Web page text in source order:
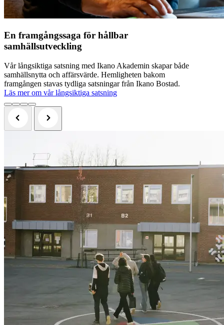
En framgångssaga för hållbar
samhällsutveckling
Vår långsiktiga satsning med Ikano Akademin skapar både
samhällsnytta och affärsvärde. Hemligheten bakom
framgången stavas tydliga satsningar från Ikano Bostad.
Läs mer om vår långsiktiga satsning